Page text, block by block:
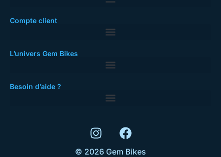
Compte client
L’univers Gem Bikes
Besoin d’aide ?
© 2026 Gem Bikes